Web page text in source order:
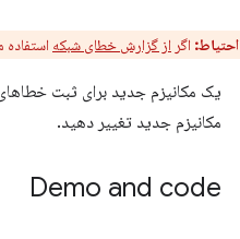
احتیاط: اگر از گزارش خطای شبکه استفاده
مکانیزم جدید تغییر دهید.
Demo and code